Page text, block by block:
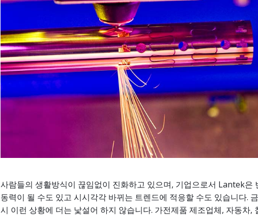
사람들의 생활방식이 끊임없이 진화하고 있으며, 기업으로서 Lantek은
동력이 될 수도 있고 시시각각 바뀌는 트렌드에 적응할 수도 있습니다.
시 이런 상황에 더는 낯설어 하지 않습니다. 가전제품 제조업체, 자동차,